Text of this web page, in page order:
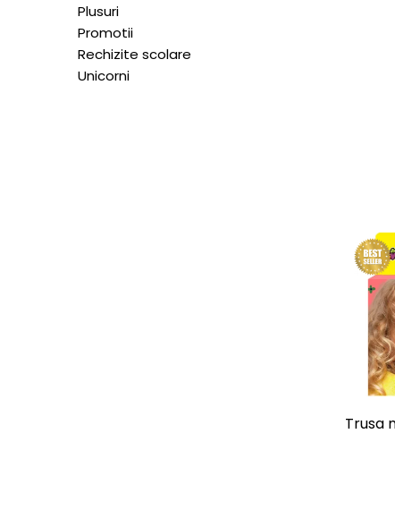
Plusuri
Promotii
Rechizite scolare
Unicorni
Trusa